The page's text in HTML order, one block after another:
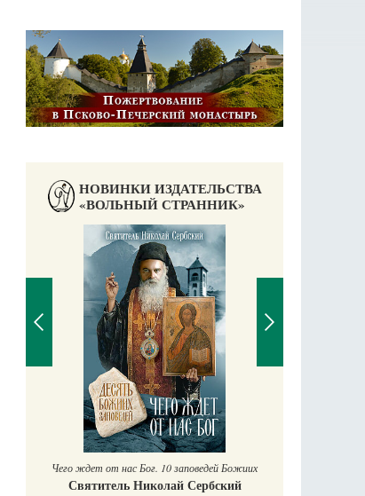
НОВИНКИ ИЗДАТЕЛЬСТВА
«ВОЛЬНЫЙ СТРАННИК»
Чего ждет от нас Бог. 10 заповедей Божиих
Святитель Николай Сербский